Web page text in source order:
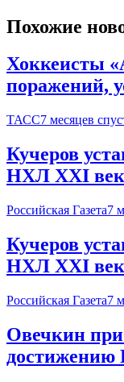
Похожие
Хоккеисты
поражений,
ТАСС7 месяцев
Кучеров
НХЛ XXI
Российская Газета7
Кучеров
НХЛ XXI
Российская Газета7
Овечкин
достижению